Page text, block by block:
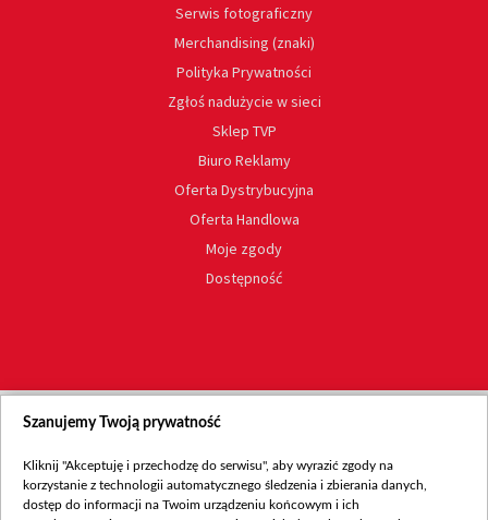
Serwis fotograficzny
Merchandising (znaki)
Polityka Prywatności
Zgłoś nadużycie w sieci
Sklep TVP
Biuro Reklamy
Oferta Dystrybucyjna
Oferta Handlowa
Moje zgody
Dostępność
Szanujemy Twoją prywatność
Kliknij "Akceptuję i przechodzę do serwisu", aby wyrazić zgody na
korzystanie z technologii automatycznego śledzenia i zbierania danych,
dostęp do informacji na Twoim urządzeniu końcowym i ich